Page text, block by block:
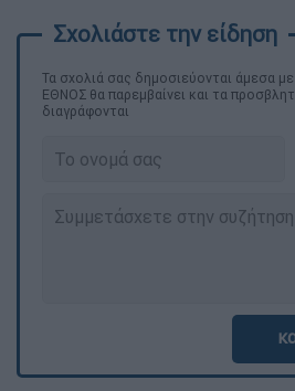
Τα σχολιά σας δημοσιεύονται άμεσα
ΕΘΝΟΣ θα παρεμβαίνει και τα
διαγράφονται